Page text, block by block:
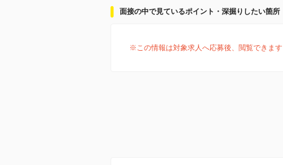
面接の中で見ているポイント・深掘りしたい箇所
※この情報は対象求人へ応募後、閲覧できます